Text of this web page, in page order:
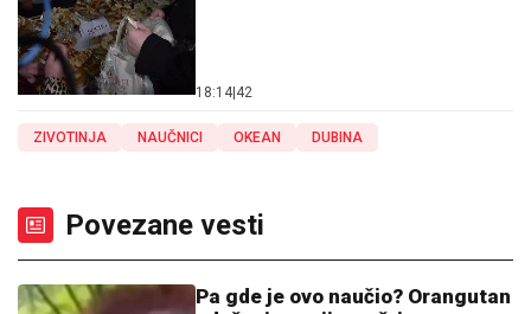
18:14 42
ZIVOTINJA NAUČNICI OKEAN DUBINA
Povezane vesti
Pa gde je ovo naučio? Orangutan